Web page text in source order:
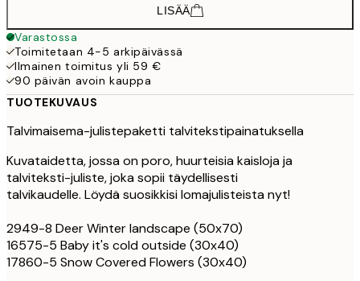
LISÄÄ
Varastossa
Toimitetaan 4-5 arkipäivässä
Ilmainen toimitus yli 59 €
90 päivän avoin kauppa
TUOTEKUVAUS
Talvimaisema-julistepaketti talvitekstipainatuksella
Kuvataidetta, jossa on poro, huurteisia kaisloja ja
talviteksti-juliste, joka sopii täydellisesti
talvikaudelle. Löydä suosikkisi lomajulisteista nyt!
2949-8 Deer Winter landscape (50x70)
16575-5 Baby it's cold outside (30x40)
17860-5 Snow Covered Flowers (30x40)